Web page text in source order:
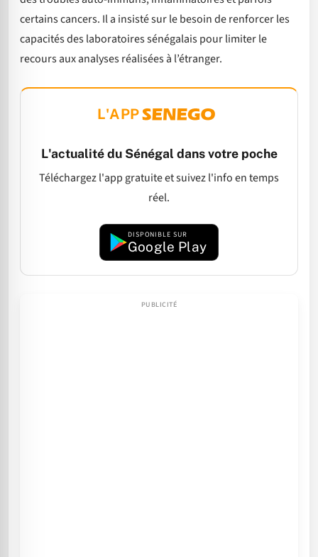
certains cancers. Il a insisté sur le besoin de renforcer les
capacités des laboratoires sénégalais pour limiter le
recours aux analyses réalisées à l’étranger.
L'APP
L'actualité du Sénégal dans votre poche
Téléchargez l'app gratuite et suivez l'info en temps
réel.
DISPONIBLE SUR
Google Play